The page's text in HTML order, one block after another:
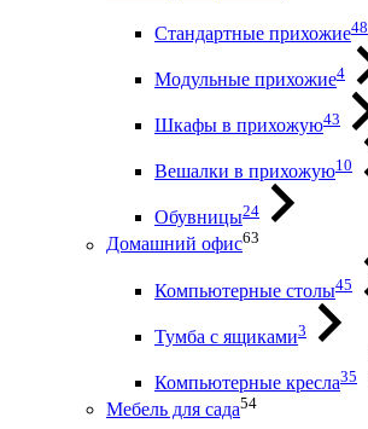
Стандартные прихожие48
Модульные прихожие4
Шкафы в прихожую43
Вешалки в прихожую10
Обувницы24
Домашний офис63
Компьютерные столы45
Тумба с ящиками3
Компьютерные кресла35
Мебель для сада54